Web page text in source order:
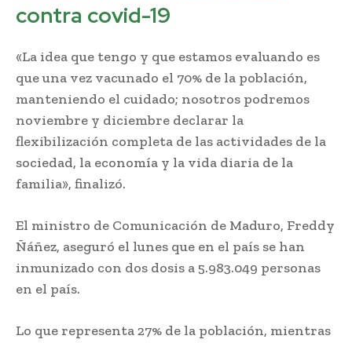
contra covid-19
«La idea que tengo y que estamos evaluando es
que una vez vacunado el 70% de la población,
manteniendo el cuidado; nosotros podremos
noviembre y diciembre declarar la
flexibilización completa de las actividades de la
sociedad, la economía y la vida diaria de la
familia», finalizó.
El ministro de Comunicación de Maduro, Freddy
Ñáñez, aseguró el lunes que en el país se han
inmunizado con dos dosis a 5.983.049 personas
en el país.
Lo que representa 27% de la población, mientras